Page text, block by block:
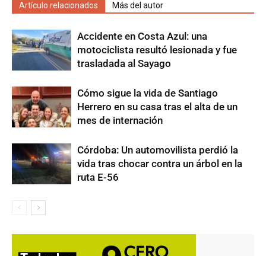
Artículo relacionados Más del autor
Accidente en Costa Azul: una
motociclista resultó lesionada y fue
trasladada al Sayago
Cómo sigue la vida de Santiago
Herrero en su casa tras el alta de un
mes de internación
Córdoba: Un automovilista perdió la
vida tras chocar contra un árbol en la
ruta E-56